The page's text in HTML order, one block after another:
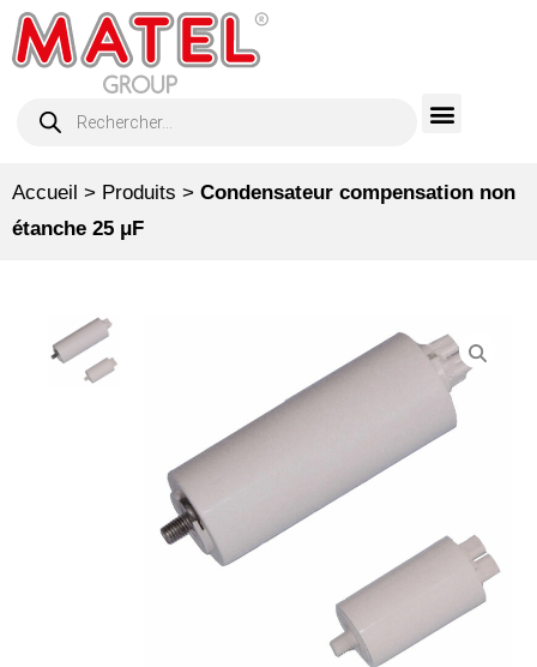
Accueil > Produits > Condensateur compensation non
étanche 25 μF